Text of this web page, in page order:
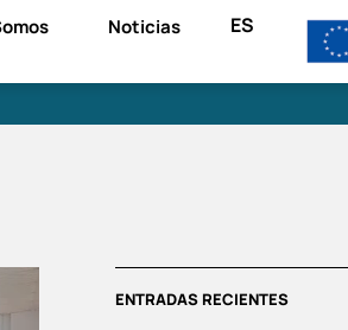
Noticias ES
ENTRADAS RECIENTES